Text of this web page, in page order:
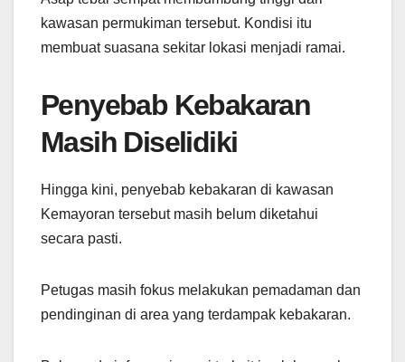
kawasan permukiman tersebut. Kondisi itu
membuat suasana sekitar lokasi menjadi ramai.
Penyebab Kebakaran
Masih Diselidiki
Hingga kini, penyebab kebakaran di kawasan
Kemayoran tersebut masih belum diketahui
secara pasti.
Petugas masih fokus melakukan pemadaman dan
pendinginan di area yang terdampak kebakaran.